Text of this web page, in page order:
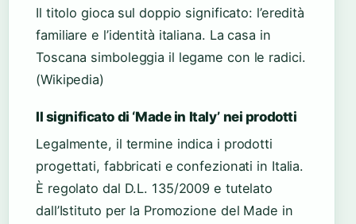
Il titolo gioca sul doppio significato: l’eredità
familiare e l’identità italiana. La casa in
Toscana simboleggia il legame con le radici.
(Wikipedia)
Il significato di ‘Made in Italy’ nei prodotti
Legalmente, il termine indica i prodotti
progettati, fabbricati e confezionati in Italia.
È regolato dal D.L. 135/2009 e tutelato
dall’Istituto per la Promozione del Made in